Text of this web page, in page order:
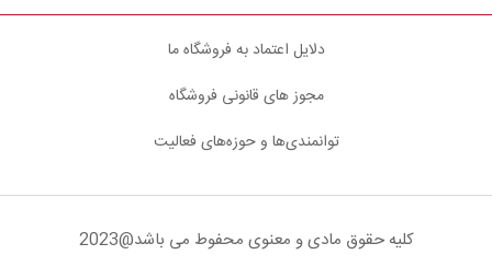
دلایل اعتماد به فروشگاه ما
مجوز های قانونی فروشگاه
توانمندی‌ها و حوزه‌های فعالیت
کلیه حقوق مادی و معنوی محفوط می باشد@2023